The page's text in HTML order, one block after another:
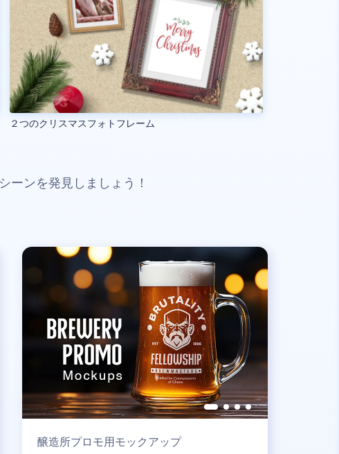
２つのクリスマスフォトフレーム
ーンを発見しましょう！
醸造所プロモ用モックアップ